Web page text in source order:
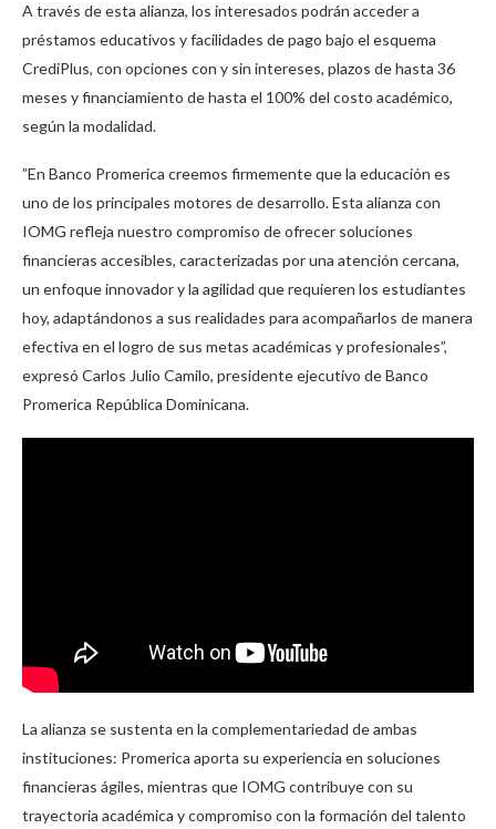
A través de esta alianza, los interesados podrán acceder a
préstamos educativos y facilidades de pago bajo el esquema
CrediPlus, con opciones con y sin intereses, plazos de hasta 36
meses y financiamiento de hasta el 100% del costo académico,
según la modalidad.
”En Banco Promerica creemos firmemente que la educación es
uno de los principales motores de desarrollo. Esta alianza con
IOMG refleja nuestro compromiso de ofrecer soluciones
financieras accesibles, caracterizadas por una atención cercana,
un enfoque innovador y la agilidad que requieren los estudiantes
hoy, adaptándonos a sus realidades para acompañarlos de manera
efectiva en el logro de sus metas académicas y profesionales”,
expresó Carlos Julio Camilo, presidente ejecutivo de Banco
Promerica República Dominicana.
La alianza se sustenta en la complementariedad de ambas
instituciones: Promerica aporta su experiencia en soluciones
financieras ágiles, mientras que IOMG contribuye con su
trayectoria académica y compromiso con la formación del talento